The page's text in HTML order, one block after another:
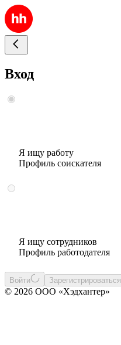
Вход
Я ищу работу
Профиль соискателя
Я ищу сотрудников
Профиль работодателя
Войти Зарегистрироваться
© 2026 ООО «Хэдхантер»